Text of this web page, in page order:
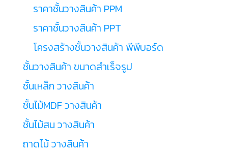
ราคาชั้นวางสินค้า PPM
ราคาชั้นวางสินค้า PPT
โครงสร้างชั้นวางสินค้า พีพีบอร์ด
ชั้นวางสินค้า ขนาดสำเร็จรูป
ชั้นเหล็ก วางสินค้า
ชั้นไม้MDF วางสินค้า
ชั้นไม้สน วางสินค้า
ถาดไม้ วางสินค้า